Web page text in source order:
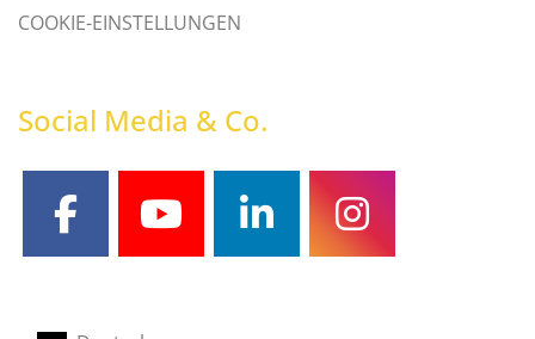
COOKIE-EINSTELLUNGEN
Social Media & Co.
facebookyoutubelinkedininstagram